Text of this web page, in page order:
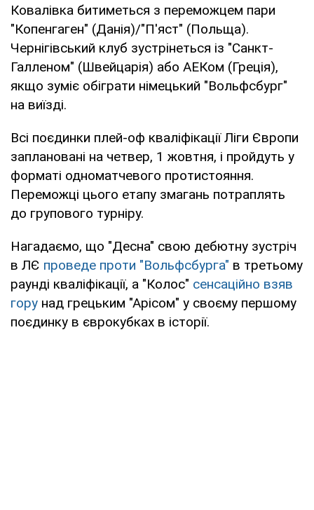
Ковалівка битиметься з переможцем пари
"Копенгаген" (Данія)/"П'яст" (Польща).
Чернігівський клуб зустрінеться із "Санкт-
Галленом" (Швейцарія) або АЕКом (Греція),
якщо зуміє обіграти німецький "Вольфсбург"
на виїзді.
Всі поєдинки плей-оф кваліфікації Ліги Європи
заплановані на четвер, 1 жовтня, і пройдуть у
форматі одноматчевого протистояння.
Переможці цього етапу змагань потраплять
до групового турніру.
Нагадаємо, що "Десна" свою дебютну зустріч
в ЛЄ проведе проти "Вольфсбурга" в третьому
раунді кваліфікації, а "Колос" сенсаційно взяв
гору над грецьким "Арісом" у своєму першому
поєдинку в єврокубках в історії.